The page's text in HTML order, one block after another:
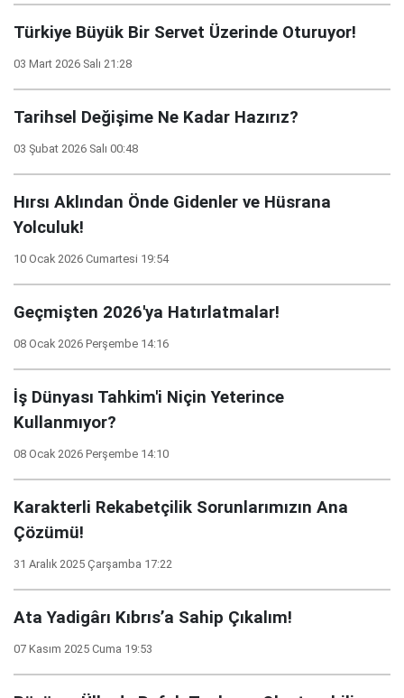
Türkiye Büyük Bir Servet Üzerinde Oturuyor!
03 Mart 2026 Salı 21:28
Tarihsel Değişime Ne Kadar Hazırız?
03 Şubat 2026 Salı 00:48
Hırsı Aklından Önde Gidenler ve Hüsrana
Yolculuk!
10 Ocak 2026 Cumartesi 19:54
Geçmişten 2026'ya Hatırlatmalar!
08 Ocak 2026 Perşembe 14:16
İş Dünyası Tahkim'i Niçin Yeterince
Kullanmıyor?
08 Ocak 2026 Perşembe 14:10
Karakterli Rekabetçilik Sorunlarımızın Ana
Çözümü!
31 Aralık 2025 Çarşamba 17:22
Ata Yadigârı Kıbrıs’a Sahip Çıkalım!
07 Kasım 2025 Cuma 19:53